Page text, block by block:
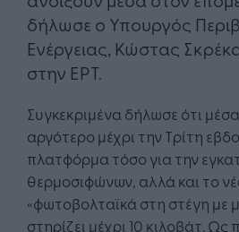
δήλωσε ο Υπουργός
Ενέργειας, ​Κώστας
στην ΕΡΤ.
Συγκεκριμένα δήλωσε ότι
αργότερο μέχρι την Τρίτη
πλατφόρμα τόσο για την
θερμοσιφώνων, αλλά και το
«φωτοβολταϊκά στη στέγη με
στηρίζει μέχρι 10 κιλοβάτ.